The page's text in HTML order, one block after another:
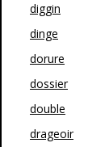
diggin
dinge
dorure
dossier
double
drageoir